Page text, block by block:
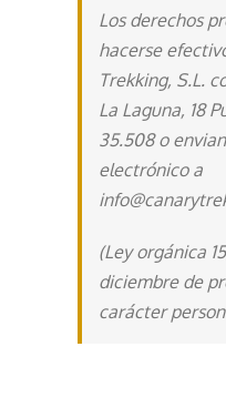
Los derechos
hacerse
Trekking, S.L.
La Laguna, 18
35.508 o
electrónico a
(Ley orgánica
diciembre de
carácter